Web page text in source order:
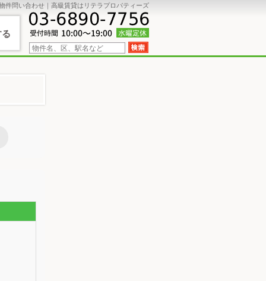
件問い合わせ｜高級賃貸はリテラプロパティーズ